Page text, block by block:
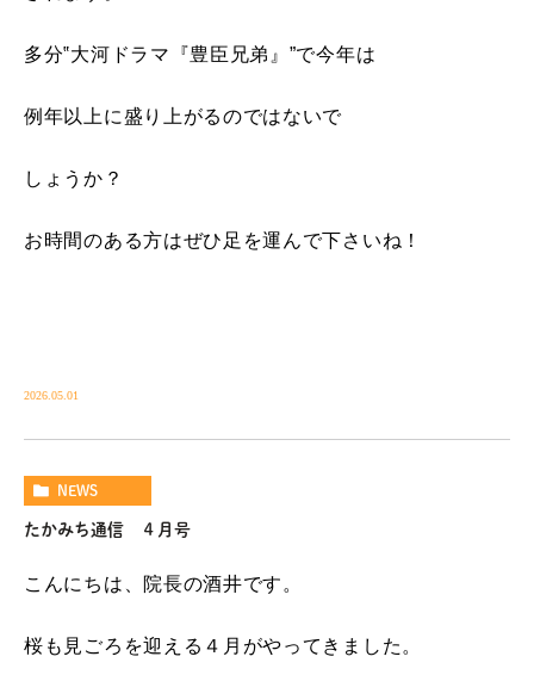
多分‟大河ドラマ『豊臣兄弟』”で今年は
例年以上に盛り上がるのではないで
しょうか？
お時間のある方はぜひ足を運んで下さいね！
2026.05.01
NEWS
たかみち通信 ４月号
こんにちは、院長の酒井です。
桜も見ごろを迎える４月がやってきました。